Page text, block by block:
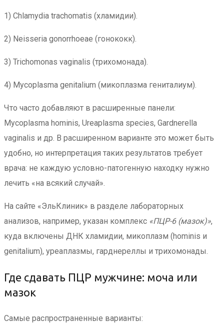
1) Chlamydia trachomatis (хламидии).
2) Neisseria gonorrhoeae (гонококк).
3) Trichomonas vaginalis (трихомонада).
4) Mycoplasma genitalium (микоплазма гениталиум).
Что часто добавляют в расширенные панели:
Mycoplasma hominis, Ureaplasma species, Gardnerella
vaginalis и др. В расширенном варианте это может быть
удобно, но интерпретация таких результатов требует
врача: не каждую условно-патогенную находку нужно
лечить «на всякий случай».
На сайте «ЭльКлиник» в разделе лабораторных
анализов, например, указан комплекс «ПЦР-6 (мазок)»,
куда включены ДНК хламидии, микоплазм (hominis и
genitalium), уреаплазмы, гарднереллы и трихомонады.
Где сдавать ПЦР мужчине: моча или
мазок
Самые распространенные варианты: